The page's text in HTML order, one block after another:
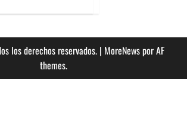
los derechos reservados. | MoreNewspor AF
themes.